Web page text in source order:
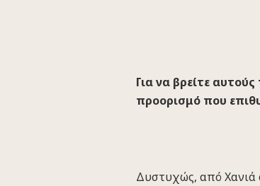
Για να βρείτε
προορισμό που
Δυστυχώς, από Χανιά